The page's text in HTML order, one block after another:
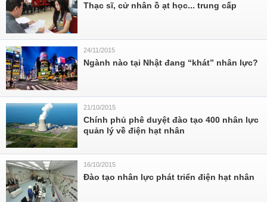
Thạc sĩ, cử nhân ồ ạt học... trung cấp
24/11/2015
Ngành nào tại Nhật đang “khát” nhân lực?
21/10/2015
Chính phủ phê duyệt đào tạo 400 nhân lực
quản lý về điện hạt nhân
16/10/2015
Đào tạo nhân lực phát triển điện hạt nhân